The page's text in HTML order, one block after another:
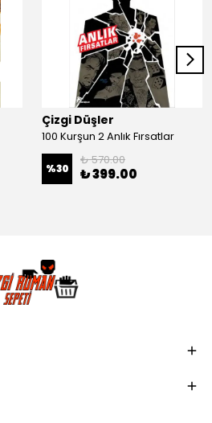
Çizgi Düşler
100 Kurşun 2 Anlık Fırsatlar
%30
₺ 570.00
₺ 399.00